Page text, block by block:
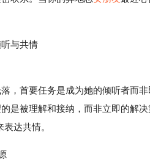
与共情
首要任务是成为她的倾听者而非
是被理解和接纳，而非立即的解
达共情。